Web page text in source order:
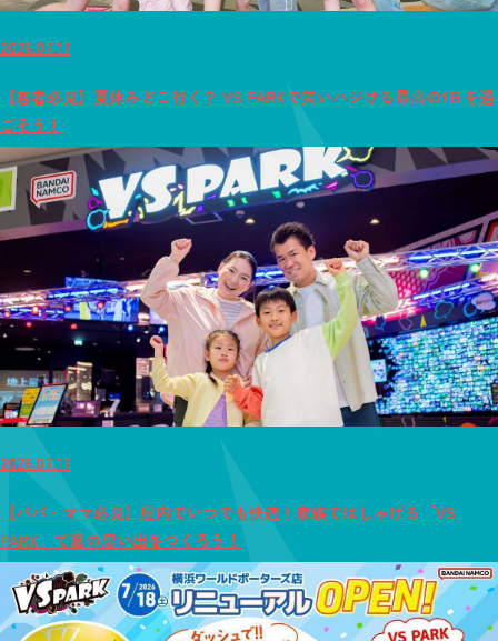
2026.07.17
【若者必見】夏休みどこ行く？ VS PARKで笑いハジける最高の1日を過
ごそう！
2026.07.17
【パパ・ママ必見】屋内でいつでも快適！家族ではしゃげる「VS
PARK」で夏の思い出をつくろう！